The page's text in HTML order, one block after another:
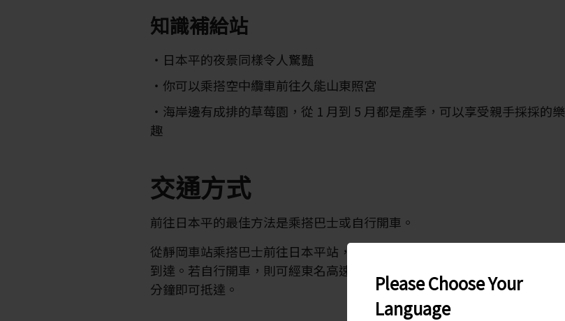
Please Choose Your
Language
知識補給站
日本平的夜景同樣令人驚豔
你可以乘搭空中纜車前往久能山東照宮
海岸邊有成排的草莓園，從 1 月到 5 月都是產季，可以享受親手採採的樂
趣
交通方式
前往日本平的最佳方法是乘搭巴士或自行開車。
從靜岡車站乘搭巴士前往日本平站，車程大約 40 分鐘，步行一小段路即能
到達。若自行開車，則可經東名高速公路，駛出靜岡清水交匯處後大約 30
分鐘即可抵達。